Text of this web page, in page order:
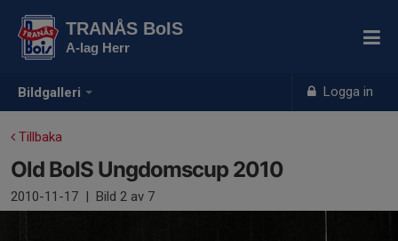
Bildgalleri Logga in
TRANÅS BoIS
A-lag Herr
Tillbaka
Old BoIS Ungdomscup 2010
2010-11-17 | Bild 2 av 7